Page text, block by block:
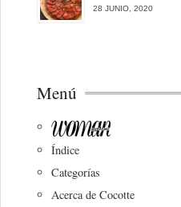
28 JUNIO, 2020
Menú
Índice
Categorías
Acerca de Cocotte